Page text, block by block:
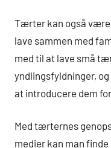
Tærter kan også
lave sammen med
med til at lave små
yndlingsfyldninger,
at introducere dem
Med tærternes
medier kan man